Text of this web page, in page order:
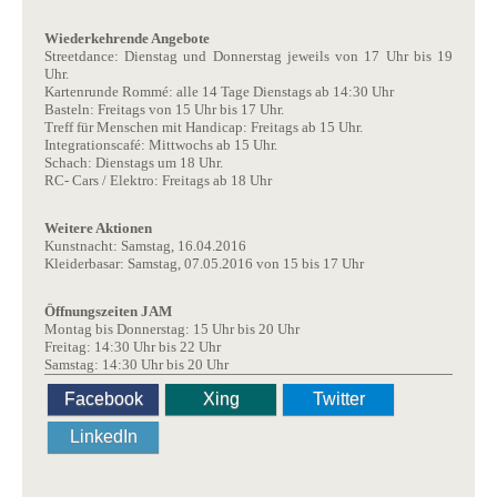
Wiederkehrende Angebote
Streetdance: Dienstag und Donnerstag jeweils von 17 Uhr bis 19
Uhr.
Kartenrunde Rommé: alle 14 Tage Dienstags ab 14:30 Uhr
Basteln: Freitags von 15 Uhr bis 17 Uhr.
Treff für Menschen mit Handicap: Freitags ab 15 Uhr.
Integrationscafé: Mittwochs ab 15 Uhr.
Schach: Dienstags um 18 Uhr.
RC- Cars / Elektro: Freitags ab 18 Uhr
Weitere Aktionen
Kunstnacht: Samstag, 16.04.2016
Kleiderbasar: Samstag, 07.05.2016 von 15 bis 17 Uhr
Öffnungszeiten JAM
Montag bis Donnerstag: 15 Uhr bis 20 Uhr
Freitag: 14:30 Uhr bis 22 Uhr
Samstag: 14:30 Uhr bis 20 Uhr
Facebook Xing
Twitter
LinkedIn